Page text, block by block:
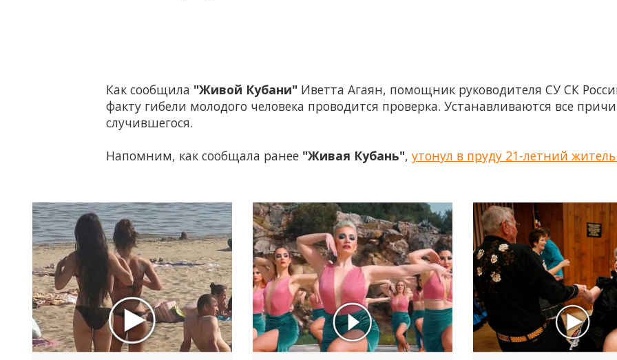
Как сообщила "Живой Кубани"Иветта Агаян, помощник руководителя СУ СК
факту гибели молодого человека проводится проверка. Устанавливаются все
случившегося.
Напомним, как сообщала ранее "Живая Кубань", утонул в пруду 21-летний